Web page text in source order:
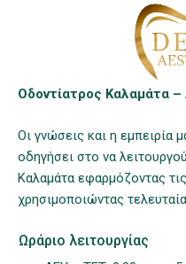
Οδοντίατρος Καλαμάτα
Οι γνώσεις και η εμπειρία
οδηγήσει στο να
Καλαμάτα εφαρμόζοντας
χρησιμοποιώντας
Ωράριο λειτουργίας